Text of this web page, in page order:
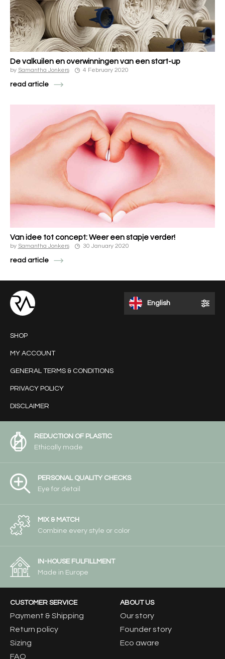
De valkuilen en overwinningen van een start-up
by Samantha Jonkers 4 February 2020
read article
Van idee tot concept: Weer een stapje verder!
by Samantha Jonkers 30 January 2020
read article
English
SHOP
MY ACCOUNT
GENERAL TERMS & CONDITIONS
PRIVACY POLICY
DISCLAIMER
REDUCTION OF PLASTIC
Ethically made
PERSONAL QUALITY CHECKS
Eye for detail
MIX & MATCH
Combine every style or color
IN-HOUSE FULFILLMENT
Made in Europe
CUSTOMER SERVICE
Payment & Shipping
Return policy
Sizing
FAQ
ABOUT US
Our story
Founder story
Eco aware